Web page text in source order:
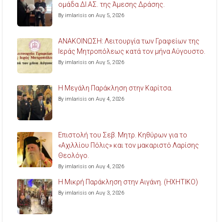
ομάδα ΔΙ.ΑΣ. της Άμεσης Δράσης.
By imlarisis on Αυγ 5, 2026
ΑΝΑΚΟΙΝΩΣΗ: Λειτουργία των Γραφείων της
Ιεράς Μητροπόλεως κατά τον μήνα Αύγουστο.
By imlarisis on Αυγ 5, 2026
Η Μεγάλη Παράκληση στην Καρίτσα.
By imlarisis on Αυγ 4, 2026
Επιστολή του Σεβ. Μητρ. Κηθύρων για το
«Αχιλλίου Πόλις» και τον μακαριστό Λαρίσης
Θεολόγο.
By imlarisis on Αυγ 4, 2026
Η Μικρή Παράκληση στην Αιγάνη. (ΗΧΗΤΙΚΟ)
By imlarisis on Αυγ 3, 2026